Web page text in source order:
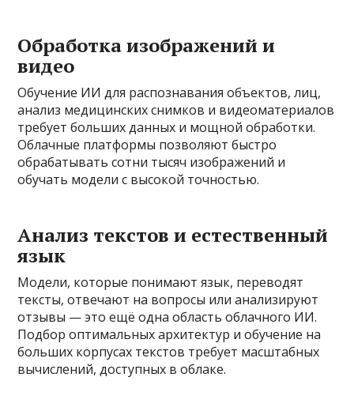
Обработка изображений и
видео
Обучение ИИ для распознавания объектов, лиц,
анализ медицинских снимков и видеоматериалов
требует больших данных и мощной обработки.
Облачные платформы позволяют быстро
обрабатывать сотни тысяч изображений и
обучать модели с высокой точностью.
Анализ текстов и естественный
язык
Модели, которые понимают язык, переводят
тексты, отвечают на вопросы или анализируют
отзывы — это ещё одна область облачного ИИ.
Подбор оптимальных архитектур и обучение на
больших корпусах текстов требует масштабных
вычислений, доступных в облаке.